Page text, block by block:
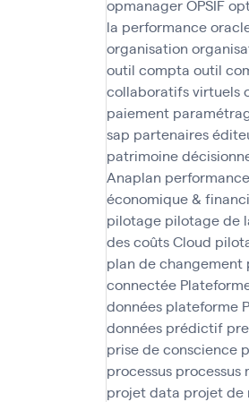
opmanagerOPSIF
la performance
organisation
outil compta outil
collaboratifs virtuels
paiement
sap partenaires
patrimoine
Anaplan
économique &
pilotage pilotage de
des coûts Cloud
plan de changement
connectée
données plateforme
données prédictif
prise de conscience
processus processus
projet data projet de